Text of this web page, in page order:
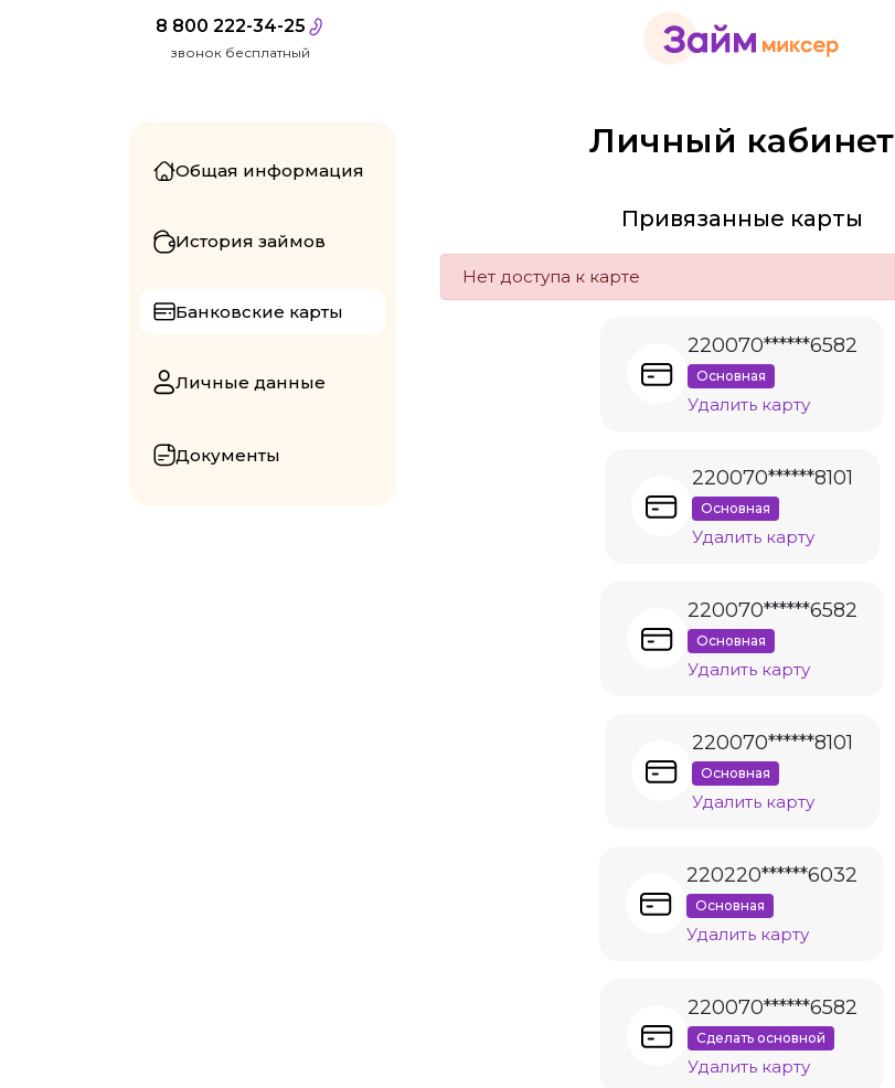
8 800 222-34-25
звонок бесплатный
Общая информация
История займов
Банковские карты
Личные данные
Документы
Личный кабинет
Привязанные карты
Нет доступа к карте
220070******6582
Основная
Удалить карту
220070******8101
Основная
Удалить карту
220070******6582
Основная
Удалить карту
220070******8101
Основная
Удалить карту
220220******6032
Основная
Удалить карту
220070******6582
Сделать основной
Удалить карту